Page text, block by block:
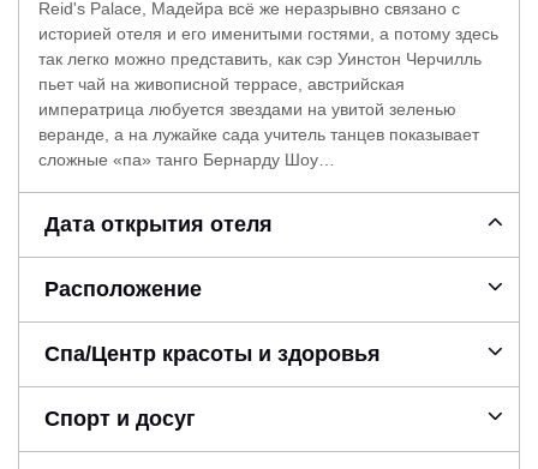
Reid's Palace, Мадейра всё же неразрывно связано с
историей отеля и его именитыми гостями, а потому здесь
так легко можно представить, как сэр Уинстон Черчилль
пьет чай на живописной террасе, австрийская
императрица любуется звездами на увитой зеленью
веранде, а на лужайке сада учитель танцев показывает
сложные «па» танго Бернарду Шоу…
Дата открытия отеля
Расположение
Спа/Центр красоты и здоровья
Спорт и досуг